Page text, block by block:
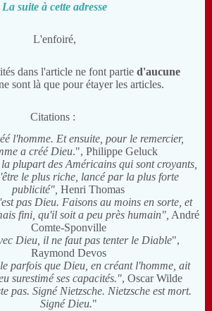
La suite à cette adresse
L'enfoiré,
dans l'article ne font partie d'aucune
sont là que pour étayer les articles.
Citations :
l'homme. Et ensuite, pour le remercier,
a créé Dieu.", Philippe Geluck
plupart des Américains qui sont croyants,
le plus riche, lancé par la plus forte
publicité", Henri Thomas
pas Dieu. Faisons au moins en sorte, et
fini, qu'il soit a peu près humain", André
Comte-Sponville
Dieu, il ne faut pas tenter le Diable",
Raymond Devos
parfois que Dieu, en créant l'homme, ait
surestimé ses capacités.", Oscar Wilde
pas. Signé Nietzsche. Nietzsche est mort.
Signé Dieu."